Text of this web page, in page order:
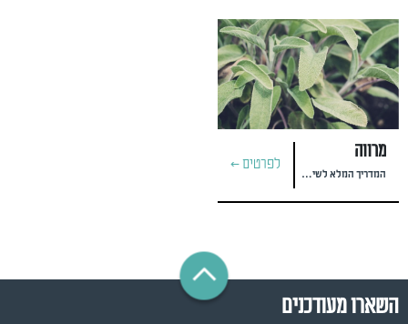
מרווה
המדריך המלא לשימוש, אחסון וגידול
לפרטים >
השארו מעודכנים